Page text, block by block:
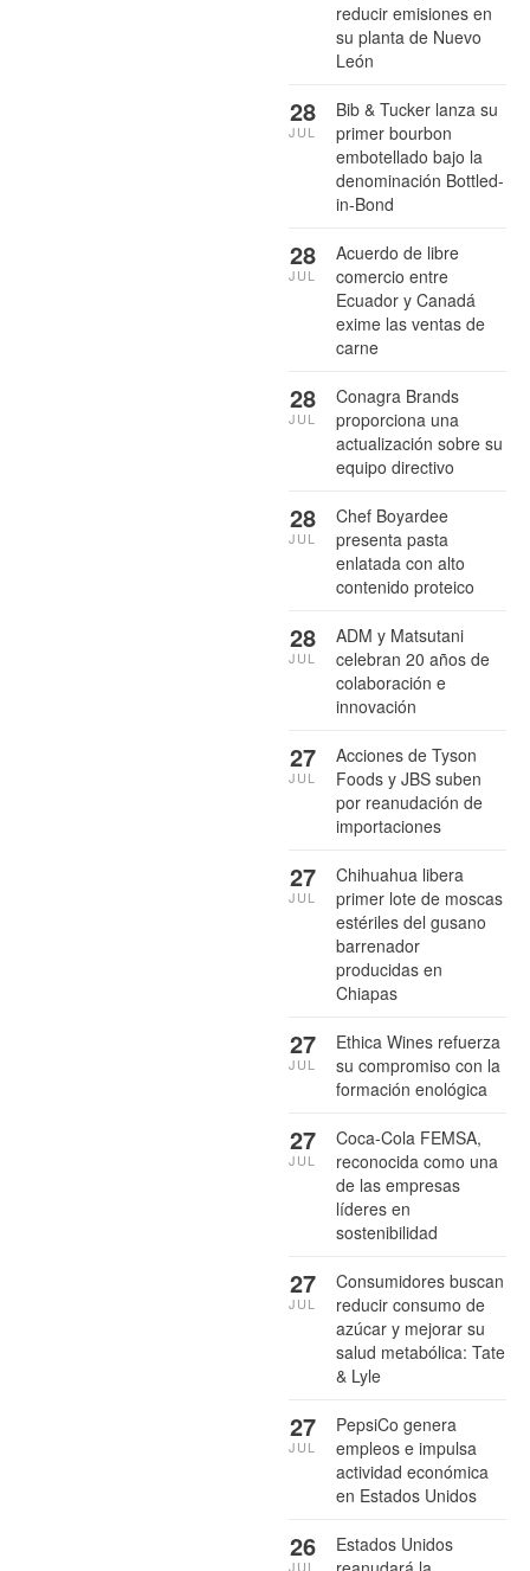
reducir emisiones en
su planta de Nuevo
León
Bib & Tucker lanza su
primer bourbon
embotellado bajo la
denominación Bottled-
in-Bond
28
JUL
Acuerdo de libre
comercio entre
Ecuador y Canadá
exime las ventas de
carne
28
JUL
Conagra Brands
proporciona una
actualización sobre su
equipo directivo
28
JUL
Chef Boyardee
presenta pasta
enlatada con alto
contenido proteico
28
JUL
ADM y Matsutani
celebran 20 años de
colaboración e
innovación
28
JUL
Acciones de Tyson
Foods y JBS suben
por reanudación de
importaciones
27
JUL
Chihuahua libera
primer lote de moscas
estériles del gusano
barrenador
producidas en
Chiapas
27
JUL
Ethica Wines refuerza
su compromiso con la
formación enológica
27
JUL
Coca-Cola FEMSA,
reconocida como una
de las empresas
líderes en
sostenibilidad
27
JUL
Consumidores buscan
reducir consumo de
azúcar y mejorar su
salud metabólica: Tate
& Lyle
27
JUL
PepsiCo genera
empleos e impulsa
actividad económica
en Estados Unidos
27
JUL
Estados Unidos
26
JUL